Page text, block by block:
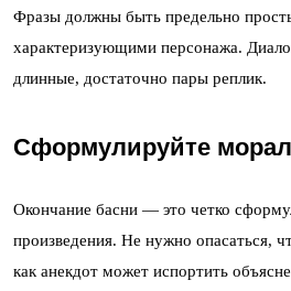
Фразы должны быть предельно
характеризующими персонажа.
длинные, достаточно пары реплик.
Сформулируйте
Окончание басни — это четко
произведения. Не нужно опасаться,
как анекдот может испортить